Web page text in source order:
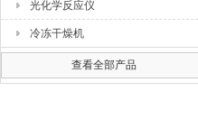
光化学反应仪
冷冻干燥机
查看全部产品